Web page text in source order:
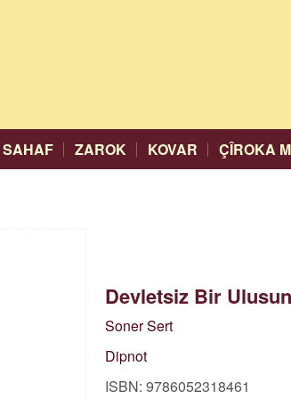
SAHAF ZAROK KOVAR ÇÎROKA
Devletsiz Bir
Soner Sert
Dipnot
ISBN: 9786052318461